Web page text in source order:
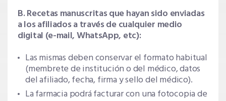
B. Recetas manuscritas que hayan sido enviadas
a los afiliados a través de cualquier medio
digital (e-mail, WhatsApp, etc):
Las mismas deben conservar el formato habitual
(membrete de institución o del médico, datos
del afiliado, fecha, firma y sello del médico).
La farmacia podrá facturar con una fotocopia de